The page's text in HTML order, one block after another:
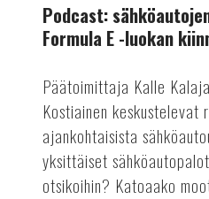
Podcast:
Formula E -luokan
Päätoimittaja Kalle
Kostiainen keskustelevat
ajankohtaisista
yksittäiset
otsikoihin? Katoaako